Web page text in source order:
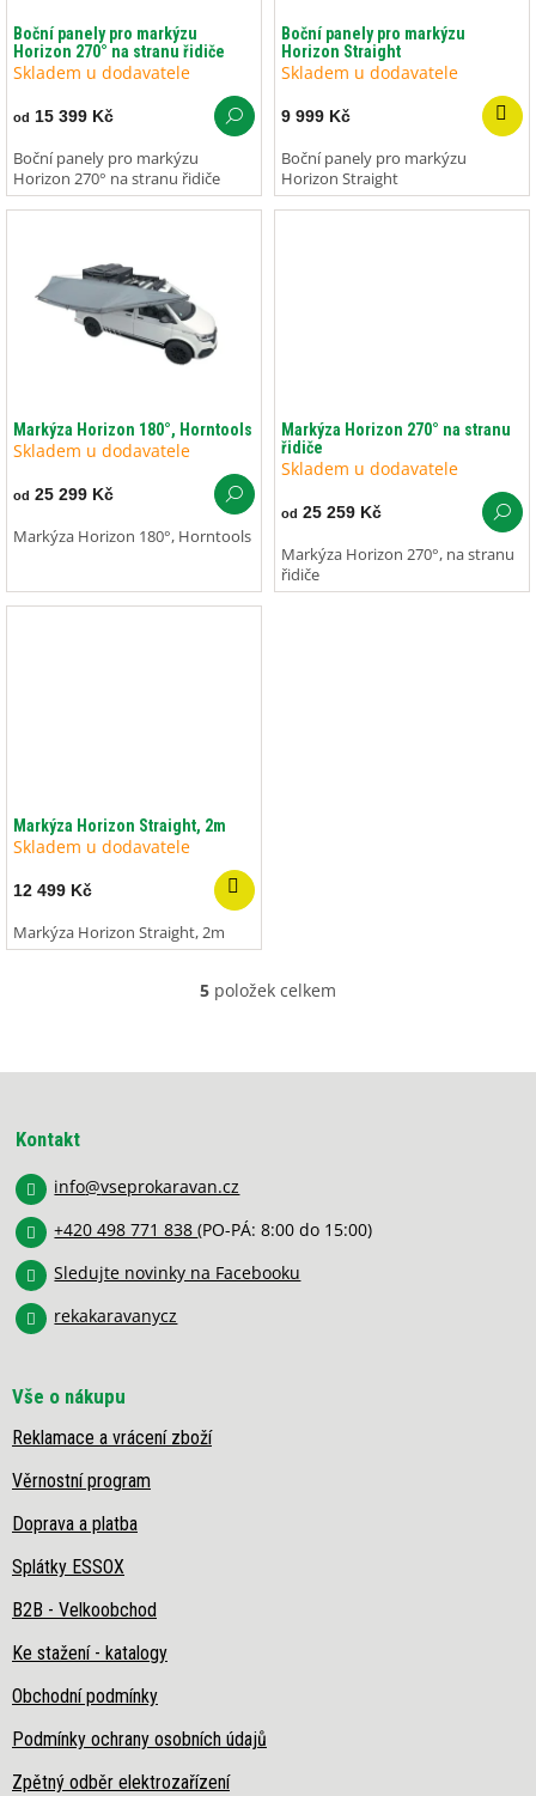
d
u
k
t
Boční panely pro markýzu
Horizon 270° na stranu řidiče
Skladem u dodavatele
od 15 399 Kč
Boční panely pro markýzu
Horizon 270° na stranu řidiče
Boční panely pro markýzu
Horizon Straight
Skladem u dodavatele
9 999 Kč
Boční panely pro markýzu
Horizon Straight
Markýza Horizon 180°, Horntools
Skladem u dodavatele
od 25 299 Kč
Markýza Horizon 180°, Horntools
Markýza Horizon 270° na stranu
řidiče
Skladem u dodavatele
od 25 259 Kč
Markýza Horizon 270°, na stranu
řidiče
Markýza Horizon Straight, 2m
Skladem u dodavatele
12 499 Kč
Markýza Horizon Straight, 2m
O
á
v
y
5 položek celkem
Kontakt
info@vseprokaravan.cz
+420 498 771 838(PO-PÁ: 8:00 do 15:00)
Sledujte novinky na Facebooku
rekakaravanycz
Vše o nákupu
Reklamace a vrácení zboží
Věrnostní program
Doprava a platba
Splátky ESSOX
B2B - Velkoobchod
Ke stažení - katalogy
Obchodní podmínky
Podmínky ochrany osobních údajů
Zpětný odběr elektrozařízení